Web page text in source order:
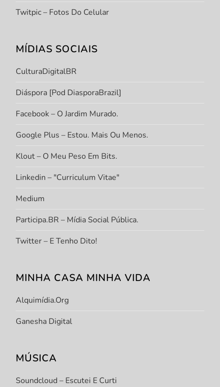
Twitpic – Fotos Do Celular
MÍDIAS SOCIAIS
CulturaDigitalBR
Diáspora [Pod DiasporaBrazil]
Facebook – O Jardim Murado.
Google Plus – Estou. Mais Ou Menos.
Klout – O Meu Peso Em Bits.
Linkedin – "Curriculum Vitae"
Medium
Participa.BR – Mídia Social Pública.
Twitter – E Tenho Dito!
MINHA CASA MINHA VIDA
Alquimídia.org
Ganesha Digital
MÚSICA
Soundcloud – Escutei E Curti